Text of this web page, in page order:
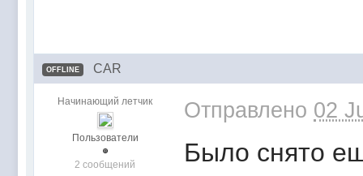
OFFLINE CAR
Начинающий летчик
Пользователи
2 сообщений
Отправлено 02
Было снято